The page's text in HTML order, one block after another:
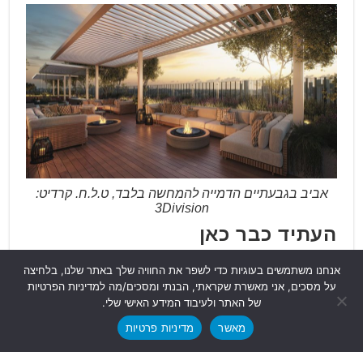
אביב בגבעתיים הדמייה להמחשה בלבד, ט.ל.ח. קרדיט:
3Division
העתיד כבר כאן
ומה לגבי הדירות עצמן? אביב בגבעתיים
מציג סטנדרט מוקפד במיוחד גם ברמת
הגימור של כלל סוגי הדירות בפרויקט.
אנחנו משתמשים בעוגיות כדי לשפר את החוויה שלך באתר שלנו, בלחיצה
על מסכים, אני מאשרת שקראתי, הבנתי ומסכים/מה למדיניות הפרטיות
של האתר ולעיבוד המידע האישי שלי.
מאשר
מדיניות פרטיות